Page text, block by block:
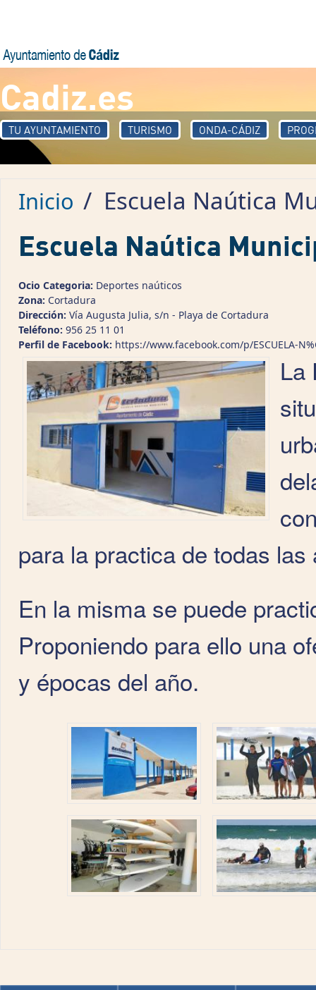
Cadiz.es
TU AYUNTAMIENTO TURISMO ONDA-CÁDIZ
Inicio / Escuela Naútica
Escuela Naútica
Ocio Categoria: Deportes naúticos
Zona: Cortadura
Dirección: Vía Augusta Julia, s/n - Playa de Cortadura
Teléfono: 956 25 11 01
Perfil de Facebook: https://www.facebook.com/p/ESCUELA-
La
para la practica de todas
En la misma se puede
Proponiendo para ello una
y épocas del año.